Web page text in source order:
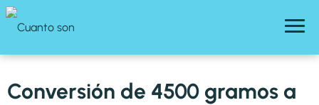
Conversión de 4500 gramos a